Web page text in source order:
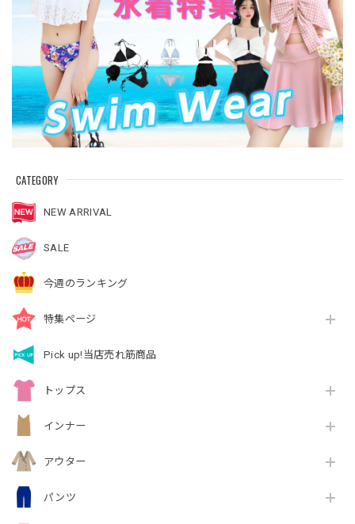
CATEGORY
NEW ARRIVAL
SALE
今週のランキング
特集ページ
Pick up!当店売れ筋商品
トップス
インナー
アウター
パンツ